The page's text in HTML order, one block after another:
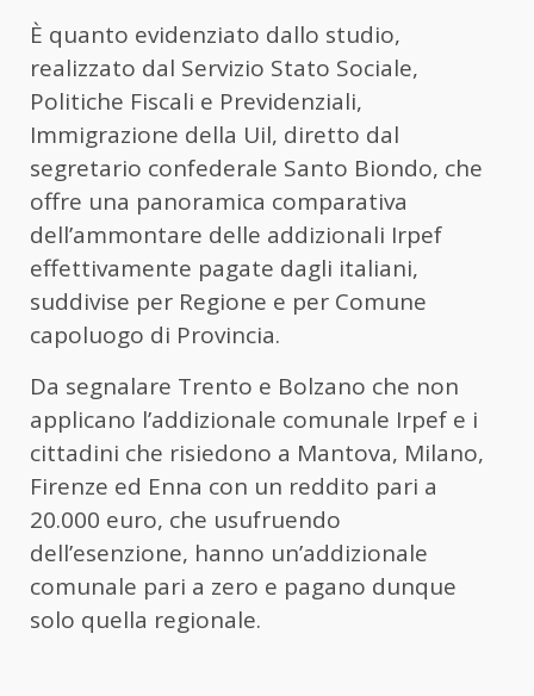
È quanto evidenziato dallo studio,
realizzato dal Servizio Stato Sociale,
Politiche Fiscali e Previdenziali,
Immigrazione della Uil, diretto dal
segretario confederale Santo Biondo, che
offre una panoramica comparativa
dell’ammontare delle addizionali Irpef
effettivamente pagate dagli italiani,
suddivise per Regione e per Comune
capoluogo di Provincia.
Da segnalare Trento e Bolzano che non
applicano l’addizionale comunale Irpef e i
cittadini che risiedono a Mantova, Milano,
Firenze ed Enna con un reddito pari a
20.000 euro, che usufruendo
dell’esenzione, hanno un’addizionale
comunale pari a zero e pagano dunque
solo quella regionale.